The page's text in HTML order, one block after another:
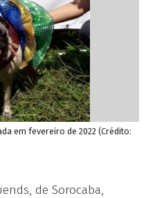
em fevereiro de 2022 (Crédito:
de Sorocaba,